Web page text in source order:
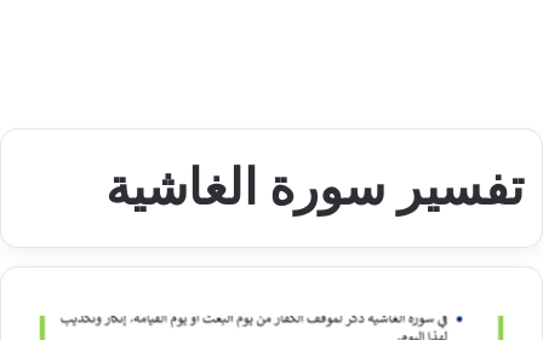
تفسير سورة الغاشية